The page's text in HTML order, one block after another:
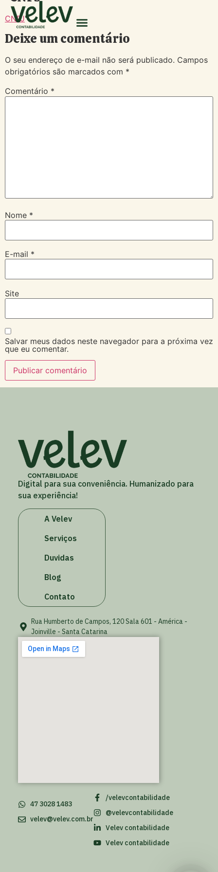
CNPJ
Deixe um comentário
O seu endereço de e-mail não será publicado. Campos
obrigatórios são marcados com *
Comentário *
Nome *
E-mail *
Site
Salvar meus dados neste navegador para a próxima vez
que eu comentar.
Digital para sua conveniência. Humanizado para
sua experiência!
A Velev
Serviços
Duvidas
Blog
Contato
Rua Humberto de Campos, 120 Sala 601 - América -
Joinville - Santa Catarina
/velevcontabilidade
@velevcontabilidade
Velev contabilidade
Velev contabilidade
47 3028 1483
velev@velev.com.br